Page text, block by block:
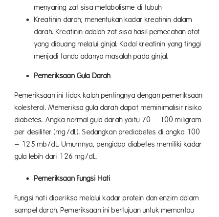
menyaring zat sisa metabolisme di tubuh
Kreatinin darah; menentukan kadar kreatinin dalam
darah. Kreatinin adalah zat sisa hasil pemecahan otot
yang dibuang melalui ginjal. Kadal kreatinin yang tinggi
menjadi tanda adanya masalah pada ginjal.
Pemeriksaan Gula Darah
Pemeriksaan ini tidak kalah pentingnya dengan pemeriksaan
kolesterol. Memeriksa gula darah dapat meminimalisir risiko
diabetes. Angka normal gula darah yaitu 70 – 100 miligram
per desiliter (mg/dL). Sedangkan prediabetes di angka 100
– 125 mb/dL. Umumnya, pengidap diabetes memiliki kadar
gula lebih dari 126 mg/dL.
Pemeriksaan Fungsi Hati
Fungsi hati diperiksa melalui kadar protein dan enzim dalam
sampel darah. Pemeriksaan ini bertujuan untuk memantau